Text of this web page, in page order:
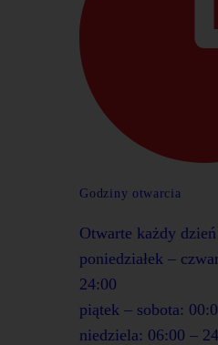
Godziny otwarcia
Otwarte każdy
poniedziałek –
24:00
piątek – sobota:
niedziela: 06:00 –